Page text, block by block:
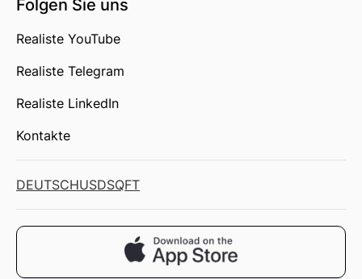
Folgen Sie uns
Realiste YouTube
Realiste Telegram
Realiste LinkedIn
Kontakte
DEUTSCHUSDSQFT